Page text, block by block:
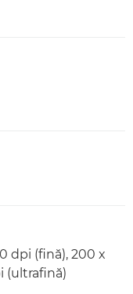
dpi (fină), 200 x
(ultrafină)